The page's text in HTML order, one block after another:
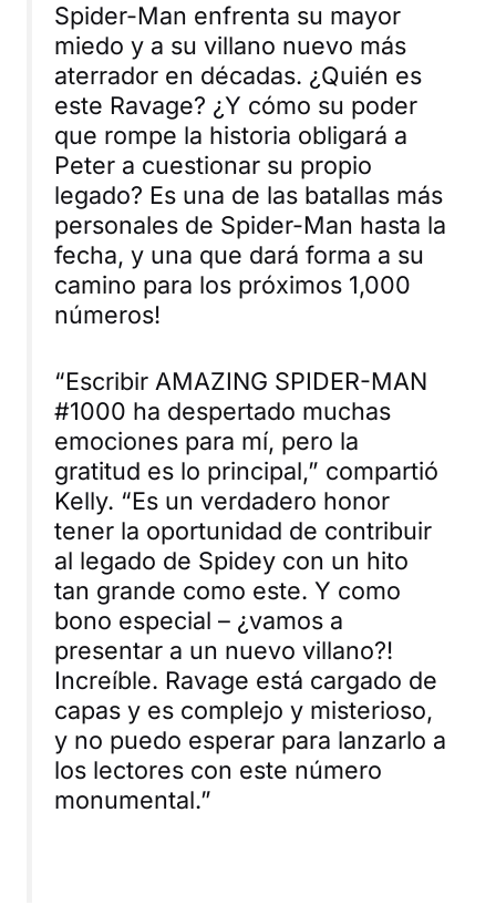
Spider-Man enfrenta su mayor
miedo y a su villano nuevo más
aterrador en décadas. ¿Quién es
este Ravage? ¿Y cómo su poder
que rompe la historia obligará a
Peter a cuestionar su propio
legado? Es una de las batallas más
personales de Spider-Man hasta la
fecha, y una que dará forma a su
camino para los próximos 1,000
números!
“Escribir AMAZING SPIDER-MAN
#1000 ha despertado muchas
emociones para mí, pero la
gratitud es lo principal,” compartió
Kelly. “Es un verdadero honor
tener la oportunidad de contribuir
al legado de Spidey con un hito
tan grande como este. Y como
bono especial – ¿vamos a
presentar a un nuevo villano?!
Increíble. Ravage está cargado de
capas y es complejo y misterioso,
y no puedo esperar para lanzarlo a
los lectores con este número
monumental.”